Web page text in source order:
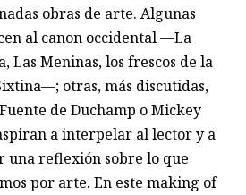
obras de arte. Algunas
al canon occidental —La
Las Meninas, los frescos de la
otras, más discutidas,
de Duchamp o Mickey
a interpelar al lector y a
una reflexión sobre lo que
por arte. En este making of